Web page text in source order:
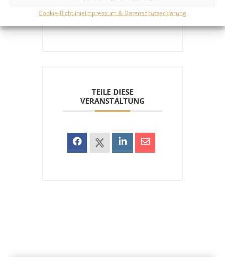
Cookie-RichtlinieImpressum & Datenschutzerklärung
TEILE DIESE
VERANSTALTUNG